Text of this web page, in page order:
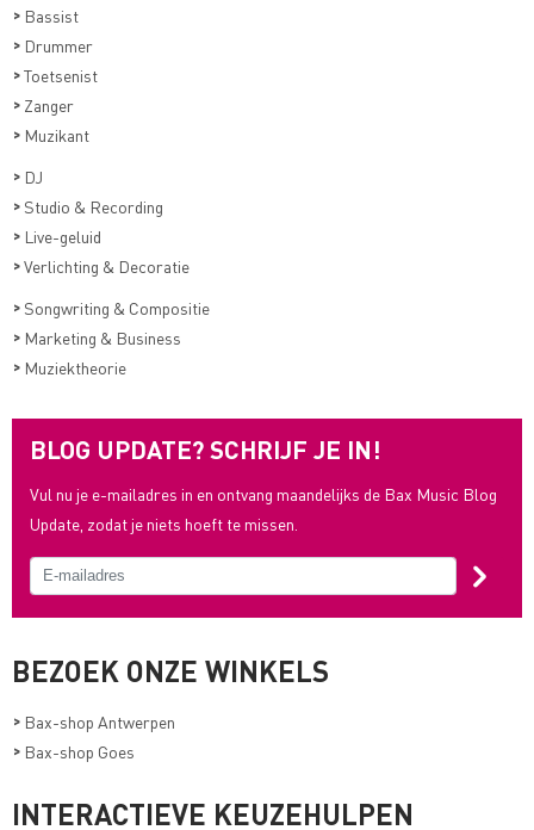
> Bassist
> Drummer
>Toetsenist
> Zanger
> Muzikant
> DJ
> Studio & Recording
> Live-geluid
>Verlichting & Decoratie
> Songwriting & Compositie
> Marketing & Business
> Muziektheorie
BLOG UPDATE? SCHRIJF JE IN!
Vul nu je e-mailadres in en ontvang maandelijks de Bax Music Blog
Update, zodat je niets hoeft te missen.
BEZOEK ONZE WINKELS
> Bax-shop Antwerpen
> Bax-shop Goes
INTERACTIEVE KEUZEHULPEN